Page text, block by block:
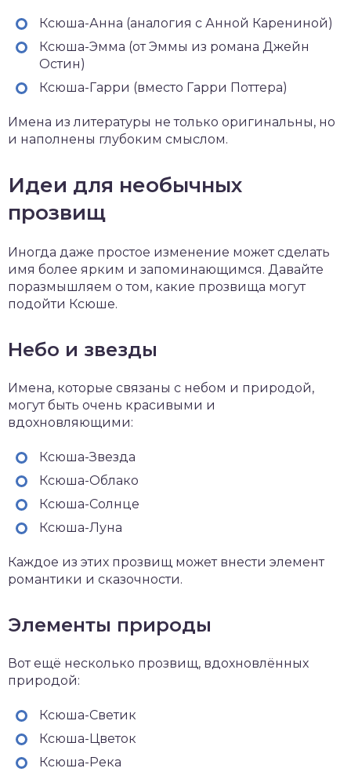
Ксюша-Анна (аналогия с Анной Карениной)
Ксюша-Эмма (от Эммы из романа Джейн
Остин)
Ксюша-Гарри (вместо Гарри Поттера)
Имена из литературы не только оригинальны, но
и наполнены глубоким смыслом.
Идеи для необычных
прозвищ
Иногда даже простое изменение может сделать
имя более ярким и запоминающимся. Давайте
поразмышляем о том, какие прозвища могут
подойти Ксюше.
Небо и звезды
Имена, которые связаны с небом и природой,
могут быть очень красивыми и
вдохновляющими:
Ксюша-Звезда
Ксюша-Облако
Ксюша-Солнце
Ксюша-Луна
Каждое из этих прозвищ может внести элемент
романтики и сказочности.
Элементы природы
Вот ещё несколько прозвищ, вдохновлённых
природой:
Ксюша-Светик
Ксюша-Цветок
Ксюша-Река